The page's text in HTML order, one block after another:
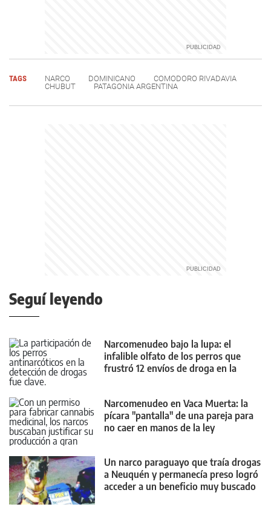
TAGS NARCO DOMINICANO
COMODORO RIVADAVIA
CHUBUT
PATAGONIA ARGENTINA
Seguí leyendo
Narcomenudeo bajo la lupa: el
infalible olfato de los perros que
frustró 12 envíos de droga en la
Narcomenudeo en Vaca Muerta: la
pícara "pantalla" de una pareja para
no caer en manos de la ley
Un narco paraguayo que traía drogas
a Neuquén y permanecía preso logró
acceder a un beneficio muy buscado